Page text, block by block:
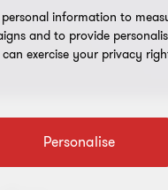
information to
and to provide
exercise your privacy
Personalise